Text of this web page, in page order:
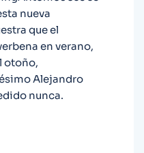
nueva
que el
en verano,
otoño,
Alejandro
nunca.